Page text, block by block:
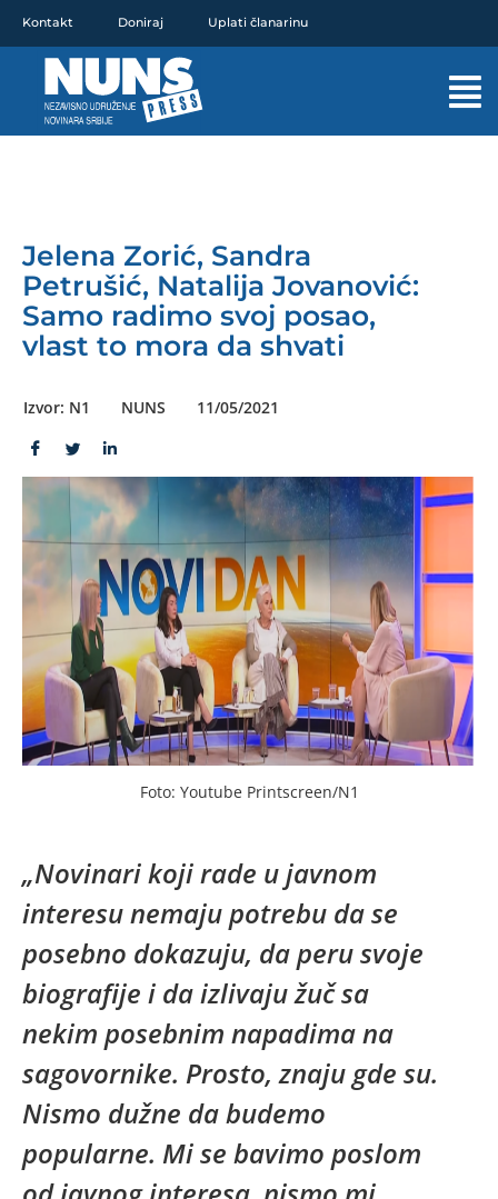
sadržaj
Kontakt Doniraj Uplati članarinu
Jelena Zorić, Sandra
Petrušić, Natalija Jovanović:
Samo radimo svoj posao,
vlast to mora da shvati
Izvor: N1 NUNS 11/05/2021
Foto: Youtube Printscreen/N1
„Novinari koji rade u javnom
interesu nemaju potrebu da se
posebno dokazuju, da peru svoje
biografije i da izlivaju žuč sa
nekim posebnim napadima na
sagovornike. Prosto, znaju gde su.
Nismo dužne da budemo
popularne. Mi se bavimo poslom